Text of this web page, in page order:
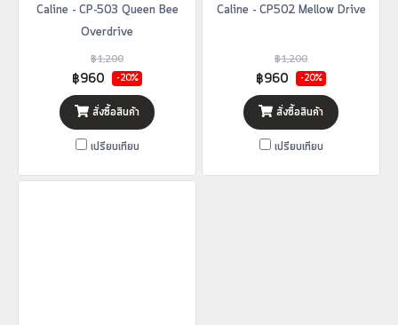
Caline - CP-503 Queen Bee
Overdrive
฿1,200
฿960 -20%
สั่งซื้อสินค้า
เปรียบเทียบ
Caline - CP502 Mellow Drive
฿1,200
฿960 -20%
สั่งซื้อสินค้า
เปรียบเทียบ